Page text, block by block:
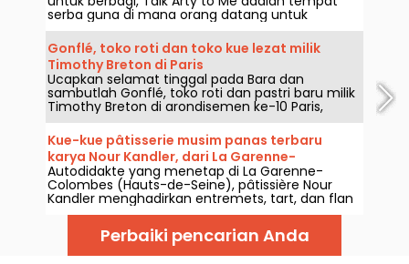
serba guna di mana orang datang untuk
berkarya maupun menikmati hidangan, antara
bengkel seni dan restoran musiman yang santai.
Gonflé, toko roti dan toko kue lezat milik
Timothy Breton di Paris
Ucapkan selamat tinggal pada Bara dan
sambutlah Gonflé, toko roti dan pastri baru milik
Timothy Breton di arondisemen ke-10 Paris,
sangat dekat dari Gare du Nord. Kami akan
menjelajahi kelezatannya. Kami akan memberi
tahu Anda semua tentang toko yang telah
didesain ulang dan diperluas, serta ambisi untuk
berekspansi ke lokasi lain.
Kue-kue pâtisserie musim panas terbaru
karya Nour Kandler, dari La Garenne-
Colombes ke Paris, dan workshopnya
Autodidakte yang menetap di La Garenne-
Colombes (Hauts-de-Seine), pâtissière Nour
Kandler menghadirkan entremets, tart, dan flan
yang luar biasa, semuanya dibuat di rumah
sendiri, bisa dipesan sesuai pesanan. Kami
menguji koleksi musim panas berbuah
terbarunya untuk musim panas 2026, dan kami
Perbaiki pencarian Anda